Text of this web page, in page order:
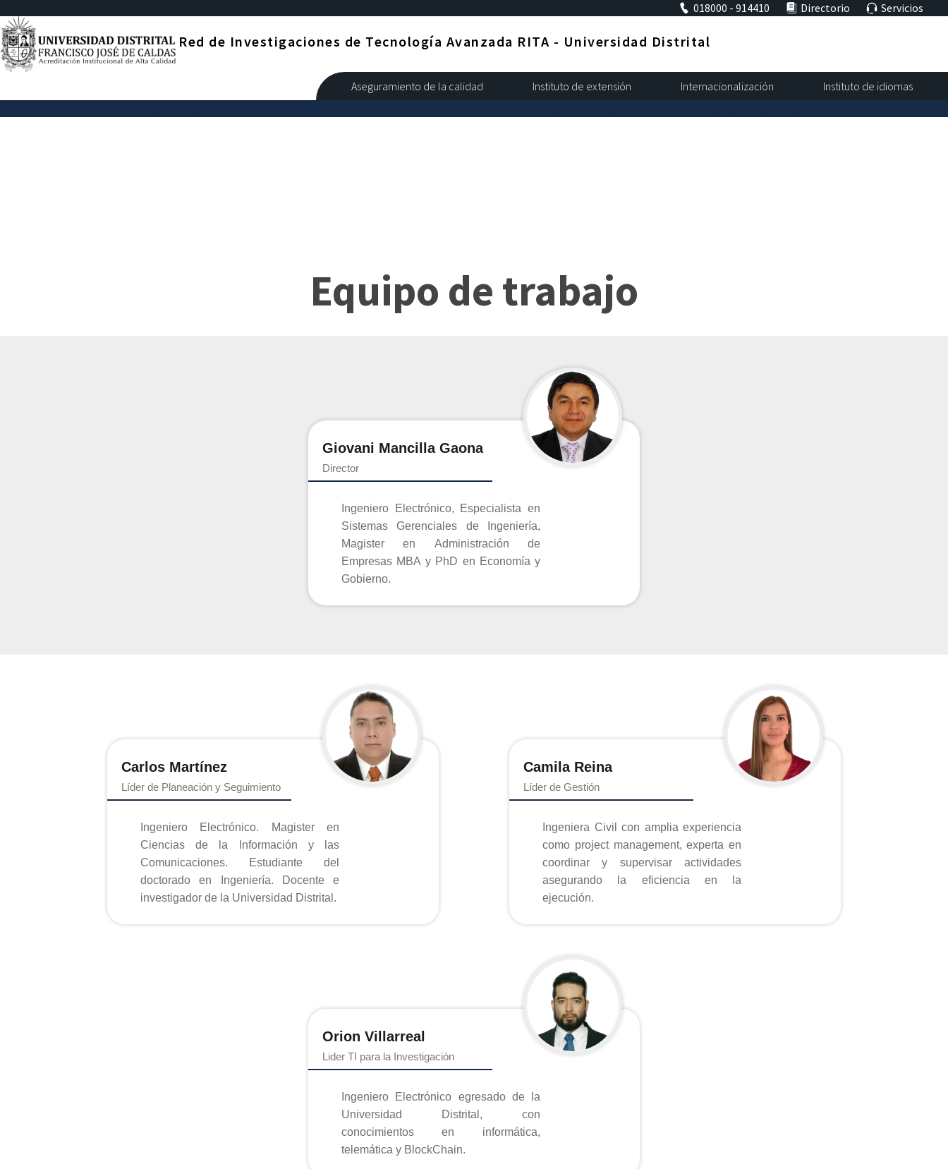
al
contenido
principal
018000 - 914410 Directorio Servicios
Red de Investigaciones de Tecnología Avanzada RITA - Universidad Distrital
Aseguramiento de la calidad Instituto de extensión Internacionalización
Instituto de idiomas
Equipo de trabajo
Giovani Mancilla Gaona
Director
Ingeniero Electrónico, Especialista en
Sistemas Gerenciales de Ingeniería,
Magister en Administración de
Empresas MBA y PhD en Economía y
Gobierno.
Carlos Martínez
Líder de Planeación y Seguimiento
Ingeniero Electrónico. Magister en
Ciencias de la Información y las
Comunicaciones. Estudiante del
doctorado en Ingeniería. Docente e
investigador de la Universidad Distrital.
Camila Reina
Líder de Gestión
Ingeniera Civil con amplia experiencia
como project management, experta en
coordinar y supervisar actividades
asegurando la eficiencia en la
ejecución.
Orion Villarreal
Lider TI para la Investigación
Ingeniero Electrónico egresado de la
Universidad Distrital, con
conocimientos en informática,
telemática y BlockChain.